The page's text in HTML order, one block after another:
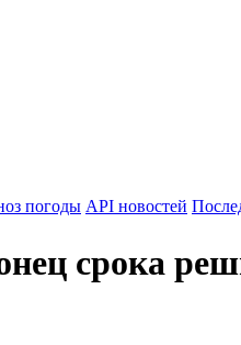
погоды API новостей
срока